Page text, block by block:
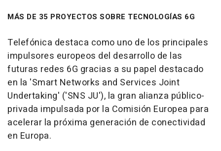
MÁS DE 35 PROYECTOS SOBRE TECNOLOGÍAS 6G
Telefónica destaca como uno de los principales
impulsores europeos del desarrollo de las
futuras redes 6G gracias a su papel destacado
en la 'Smart Networks and Services Joint
Undertaking' ('SNS JU'), la gran alianza público-
privada impulsada por la Comisión Europea para
acelerar la próxima generación de conectividad
en Europa.